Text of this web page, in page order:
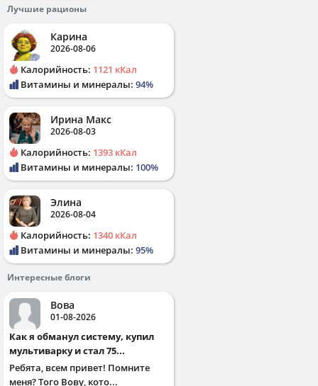
Лучшие рационы
Карина
2026-08-06
Калорийность: 1121 кКал
Витамины и минералы: 94%
Ирина Макс
2026-08-03
Калорийность: 1393 кКал
Витамины и минералы: 100%
Элина
2026-08-04
Калорийность: 1340 кКал
Витамины и минералы: 95%
Интересные блоги
Вова
01-08-2026
Как я обманул систему, купил
мультиварку и стал 75...
Ребята, всем привет! Помните
меня? Того Вову, кото...